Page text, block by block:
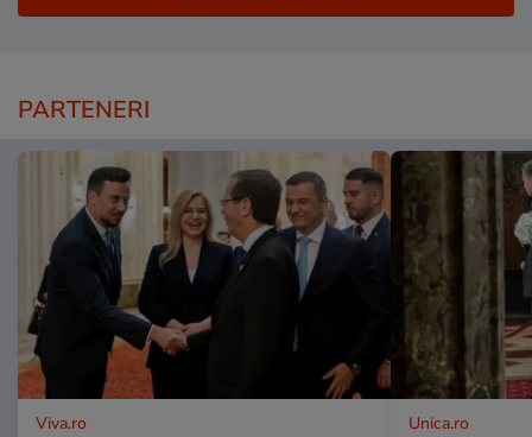
PARTENERI
Viva.ro Unica.ro